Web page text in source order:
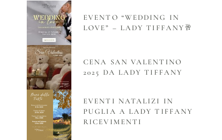
EVENTO “WEDDING IN
LOVE” – LADY TIFFANY🥂
CENA SAN VALENTINO
2025 DA LADY TIFFANY
EVENTI NATALIZI IN
PUGLIA A LADY TIFFANY
RICEVIMENTI